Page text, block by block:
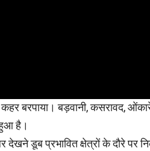
कहर बरपाया। बड़वानी, कसरावद,
हुआ है।
देखने डूब प्रभावित क्षेत्रों के दौरे